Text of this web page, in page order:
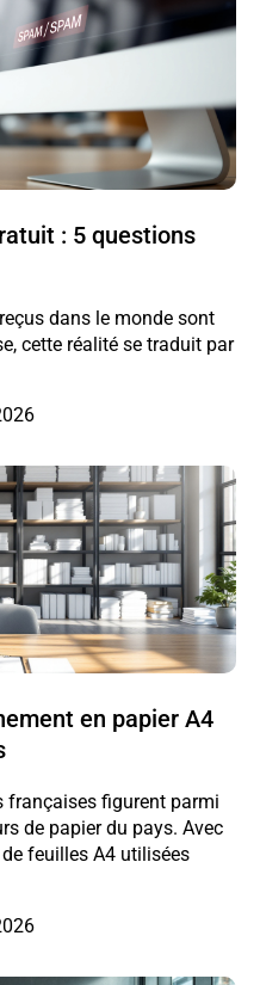
: 5 questions
dans le monde sont
cette réalité se traduit par
en papier A4
figurent parmi
de papier du pays. Avec
feuilles A4 utilisées